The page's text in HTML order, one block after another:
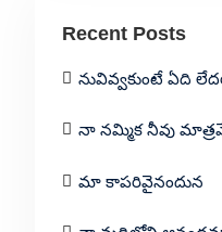
Recent Posts
నువివ్వకుంటే ఏది
నా నమ్మిక నీవు
మా కాపరివైనందున